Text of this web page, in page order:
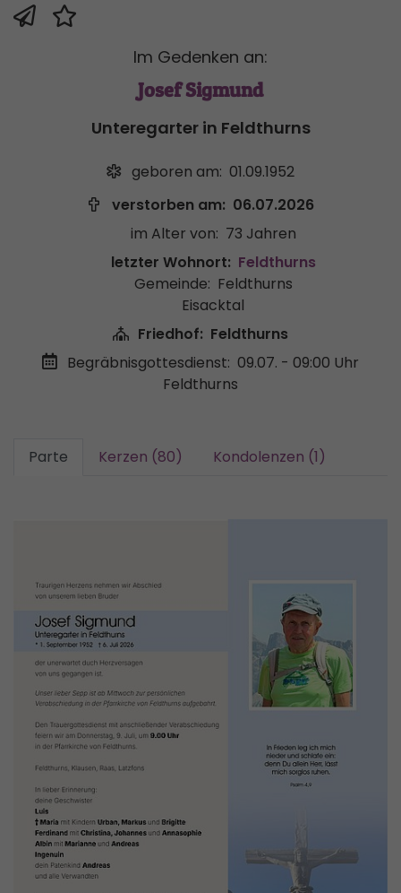
Im Gedenken an:
Josef Sigmund
Unteregarter in Feldthurns
geboren am: 01.09.1952
verstorben am: 06.07.2026
im Alter von: 73 Jahren
letzter Wohnort: Feldthurns
Gemeinde: Feldthurns
Eisacktal
Friedhof: Feldthurns
Begräbnisgottesdienst: 09.07. - 09:00 Uhr
Feldthurns
Parte Kerzen (80) Kondolenzen (1)